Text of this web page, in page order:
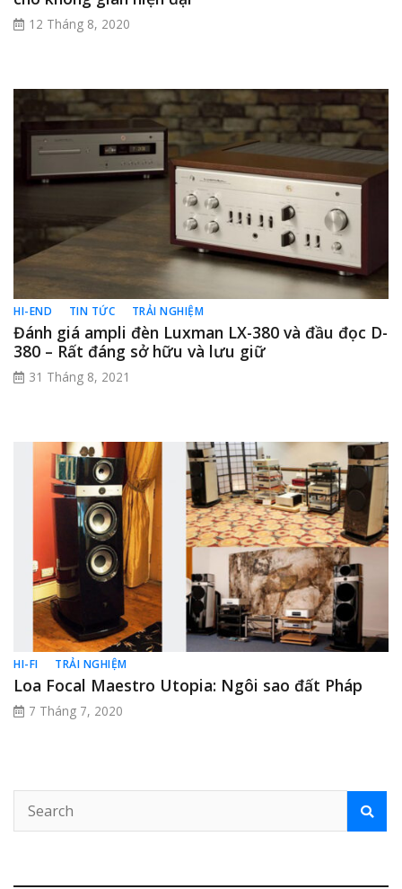
12 Tháng 8, 2020
HI-END TIN TỨC TRẢI NGHIỆM
Đánh giá ampli đèn Luxman LX-380 và đầu đọc D-
380 – Rất đáng sở hữu và lưu giữ
31 Tháng 8, 2021
HI-FI TRẢI NGHIỆM
Loa Focal Maestro Utopia: Ngôi sao đất Pháp
7 Tháng 7, 2020